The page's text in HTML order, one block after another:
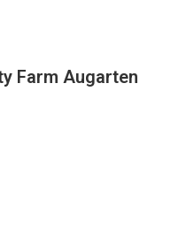
Farm Augarten